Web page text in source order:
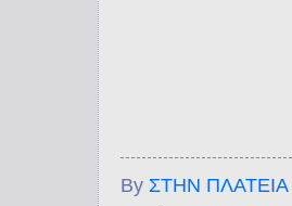
By ΣΤΗΝ ΠΛΑΤΕΙΑ